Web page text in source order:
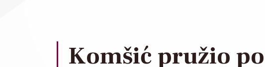
Komšić pružio